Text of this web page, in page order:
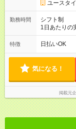
用期間】試
与に、本採
と同じです
ユースタ
勤務時間
シフト制
1日あたりの
＊＊ 勤務時
ら19時 など ※上記の時間内で8時間勤務（休憩1時間）ご利用
（希望休あ
特徴 日払いOK
気になる！
掲載元